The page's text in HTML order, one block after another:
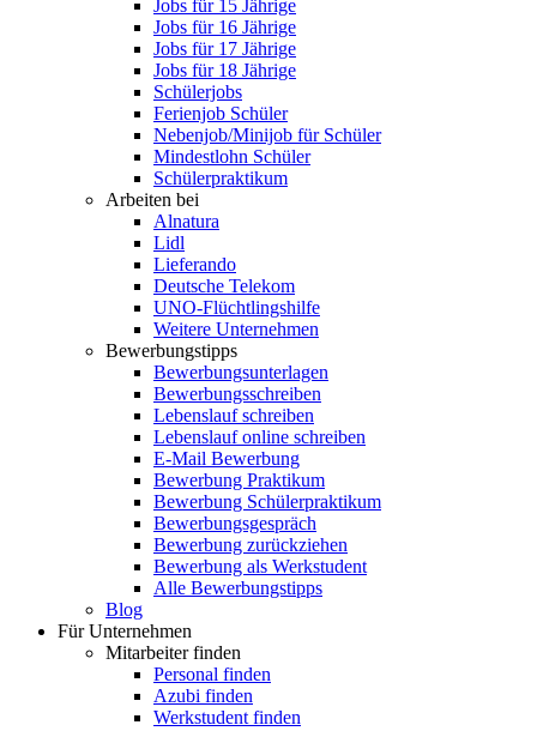
Jobs für 15 Jährige
Jobs für 16 Jährige
Jobs für 17 Jährige
Jobs für 18 Jährige
Schülerjobs
Ferienjob Schüler
Nebenjob/Minijob für Schüler
Mindestlohn Schüler
Schülerpraktikum
Arbeiten bei
Alnatura
Lidl
Lieferando
Deutsche Telekom
UNO-Flüchtlingshilfe
Weitere Unternehmen
Bewerbungstipps
Bewerbungsunterlagen
Bewerbungsschreiben
Lebenslauf schreiben
Lebenslauf online schreiben
E-Mail Bewerbung
Bewerbung Praktikum
Bewerbung Schülerpraktikum
Bewerbungsgespräch
Bewerbung zurückziehen
Bewerbung als Werkstudent
Alle Bewerbungstipps
Blog
Für Unternehmen
Mitarbeiter finden
Personal finden
Azubi finden
Werkstudent finden